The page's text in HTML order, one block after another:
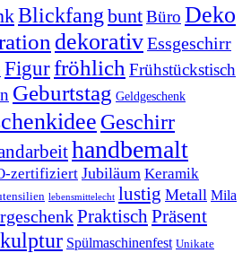
BlickfangbuntBüro Deko
dekorativEssgeschirr
FigurfröhlichFrühstückstisch
Geburtstag Geldgeschenk
Geschirr
handbemalt
zertifiziert Jubiläum Keramik
lebensmittelecht lustig Metall Mila
PraktischPräsent
Spülmaschinenfest Unikate